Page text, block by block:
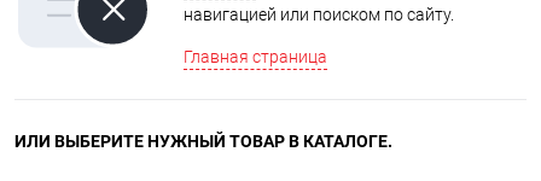
навигацией или поиском по сайту.
Главная страница
ИЛИ ВЫБЕРИТЕ НУЖНЫЙ ТОВАР В КАТАЛОГЕ.